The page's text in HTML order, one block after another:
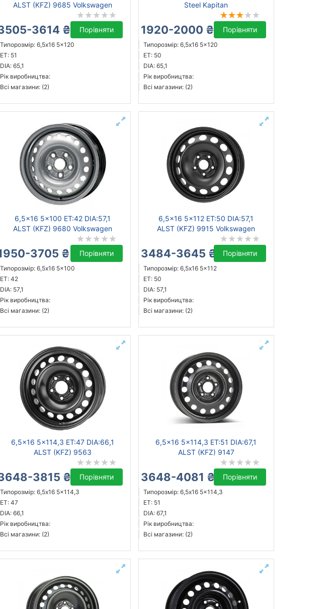
ALST (KFZ) 9685 Volkswagen
3614 ₴ Порівняти
Типорозмір: 6,5x16 5x120
ET: 51
DIA: 65,1
Рік виробництва:
Всі магазини: (2)
Steel Kapitan
1920-2000 ₴ Порівняти
Типорозмір: 6,5x16 5x120
ET: 50
DIA: 65,1
Рік виробництва:
Всі магазини: (2)
6,5x16 5x100 ET:42 DIA:57,1
ALST (KFZ) 9680 Volkswagen
3705 ₴ Порівняти
Типорозмір: 6,5x16 5x100
ET: 42
DIA: 57,1
Рік виробництва:
Всі магазини: (2)
6,5x16 5x112 ET:50 DIA:57,1
ALST (KFZ) 9915 Volkswagen
3484-3645 ₴ Порівняти
Типорозмір: 6,5x16 5x112
ET: 50
DIA: 57,1
Рік виробництва:
Всі магазини: (2)
6,5x16 5x114,3 ET:47 DIA:66,1
ALST (KFZ) 9563
3815 ₴ Порівняти
Типорозмір: 6,5x16 5x114,3
ET: 47
DIA: 66,1
Рік виробництва:
Всі магазини: (2)
6,5x16 5x114,3 ET:51 DIA:67,1
ALST (KFZ) 9147
3648-4081 ₴ Порівняти
Типорозмір: 6,5x16 5x114,3
ET: 51
DIA: 67,1
Рік виробництва:
Всі магазини: (2)